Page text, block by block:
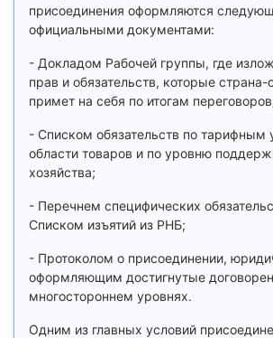
присоединения оформляются
официальными документами:
- Докладом Рабочей группы, где
прав и обязательств, которые страна-
примет на себя по итогам
- Списком обязательств по тарифным
области товаров и по уровню
хозяйства;
- Перечнем специфических
Списком изъятий из РНБ;
- Протоколом о присоединении,
оформляющим достигнутые
многостороннем уровнях.
Одним из главных условий